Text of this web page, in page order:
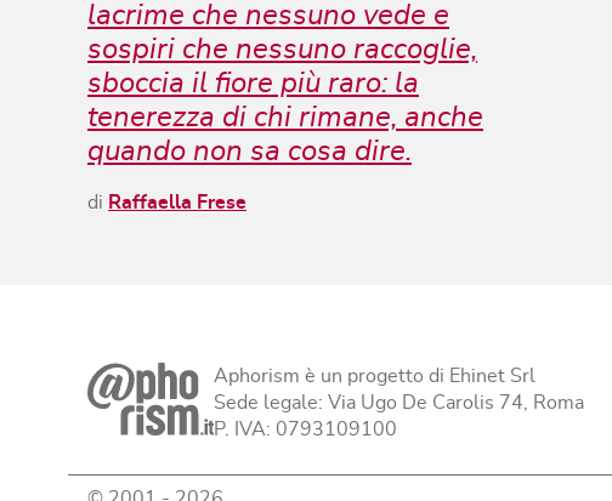
lacrime che nessuno vede e
sospiri che nessuno raccoglie,
sboccia il fiore più raro: la
tenerezza di chi rimane, anche
quando non sa cosa dire.
di Raffaella Frese
Aphorism è un progetto di Ehinet Srl
Sede legale: Via Ugo De Carolis 74, Roma
P. IVA: 0793109100